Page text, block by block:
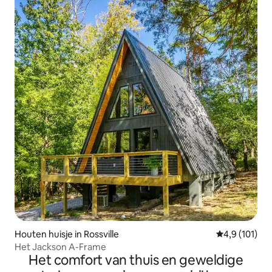
Houten huisje in Rossville Gemiddelde
4,9 (101)
Het Jackson A-Frame
Het comfort van thuis en geweldige